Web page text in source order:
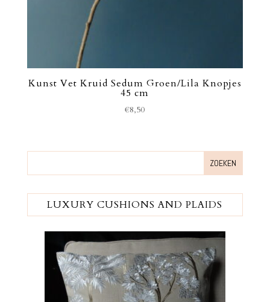
Kunst Vet Kruid Sedum Groen/Lila Knopjes
45 cm
€8,50
LUXURY CUSHIONS AND PLAIDS